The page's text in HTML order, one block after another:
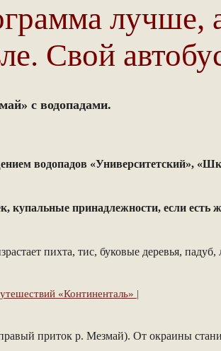
лучше,
Свой
с водопадами.
водопадов «Университетский»,
купальные принадлежности, если есть
пихта, тис, буковые деревья,
приток р. Мезмай). От окраины